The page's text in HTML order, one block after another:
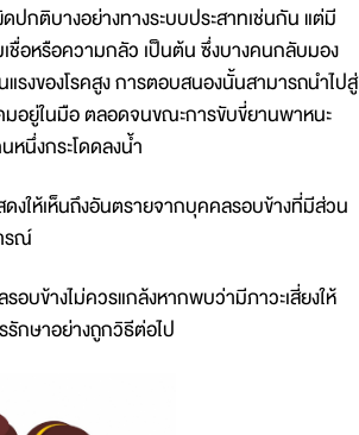
กติบางอย่างทางระบบประสาทเช่นกัน แต่มี
ชื่อหรือความกลัว เป็นต้น ซึ่งบางคนกลับมอง
รงของโรคสูง การตอบสนองนั้นสามารถนำไปสู่
มอยู่ในมือ ตลอดจนขณะการขับขี่ยานพาหนะ
นึ่งกระโดดลงน้ำ
ดงให้เห็นถึงอันตรายจากบุคคลรอบข้างที่มีส่วน
รณ์
บข้างไม่ควรแกล้งหากพบว่ามีภาวะเสี่ยงให้
กษาอย่างถูกวิธีต่อไป